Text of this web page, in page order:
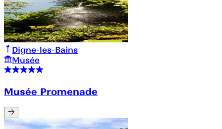
Digne-les-Bains
Musée
Musée Promenade